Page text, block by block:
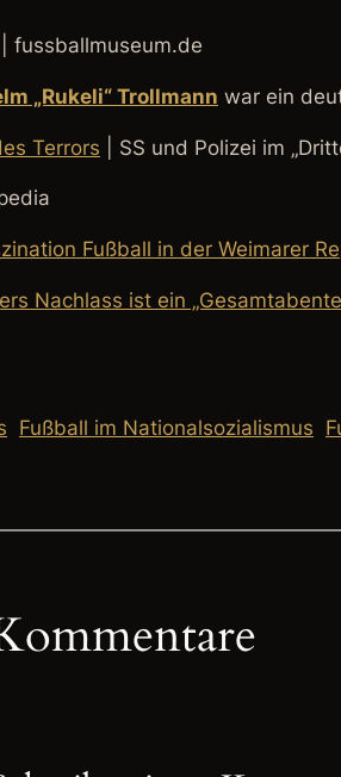
| fussballmuseum.de
„Rukeli“ Trollmann war ein
Terrors | SS und Polizei im
Fußball in der Weimarer
Nachlass ist ein
Fußball im Nationalsozialismus